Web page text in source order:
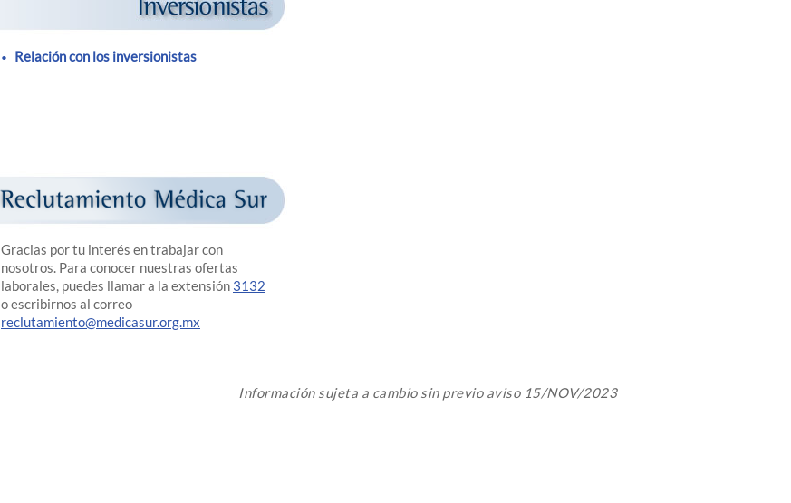
Relación con los inversionistas
Gracias por tu interés en trabajar con
nosotros. Para conocer nuestras ofertas
laborales, puedes llamar a la extensión 3132
o escribirnos al correo
reclutamiento@medicasur.org.mx
Información sujeta a cambio sin previo aviso 15/NOV/2023